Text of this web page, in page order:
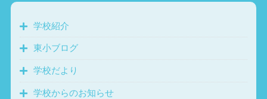
学校紹介
東小ブログ
学校だより
学校からのお知らせ